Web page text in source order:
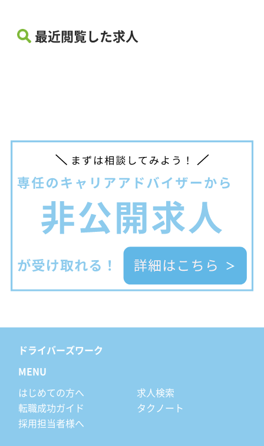
最近閲覧した求人
ドライバーズワーク
MENU
はじめての方へ
求人検索
転職成功ガイド
タクノート
採用担当者様へ